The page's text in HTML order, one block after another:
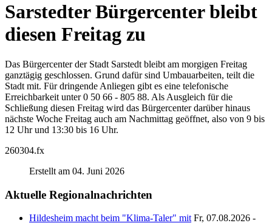
Sarstedter Bürgercenter bleibt
diesen Freitag zu
Das Bürgercenter der Stadt Sarstedt bleibt am morgigen Freitag
ganztägig geschlossen. Grund dafür sind Umbauarbeiten, teilt die
Stadt mit. Für dringende Anliegen gibt es eine telefonische
Erreichbarkeit unter 0 50 66 - 805 88. Als Ausgleich für die
Schließung diesen Freitag wird das Bürgercenter darüber hinaus
nächste Woche Freitag auch am Nachmittag geöffnet, also von 9 bis
12 Uhr und 13:30 bis 16 Uhr.
260304.fx
Erstellt am 04. Juni 2026
Aktuelle Regionalnachrichten
Hildesheim macht beim "Klima-Taler" mit Fr, 07.08.2026 -